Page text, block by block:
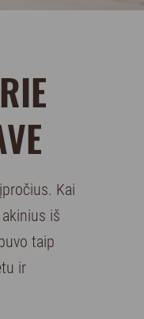
Kai
iš
taip
ir